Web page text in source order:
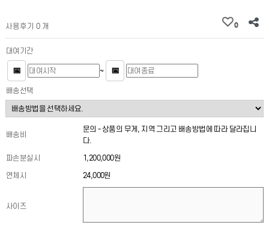
사용후기 0 개 0
대여기간
📅 ~ 📅
배송선택
배송비
문의 - 상품의 무게, 지역 그리고 배송방법에 따라 달라집니
다.
파손분실시
1,200,000원
연체시
24,000원
사이즈